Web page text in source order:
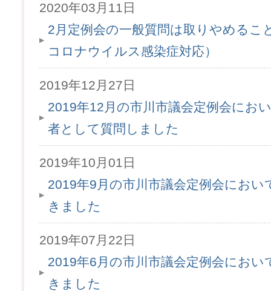
2020年03月11日
2月定例会の一般質問は取りやめるこ
コロナウイルス感染症対応）
2019年12月27日
2019年12月の市川市議会定例会にお
者として質問しました
2019年10月01日
2019年9月の市川市議会定例会におい
きました
2019年07月22日
2019年6月の市川市議会定例会におい
きました